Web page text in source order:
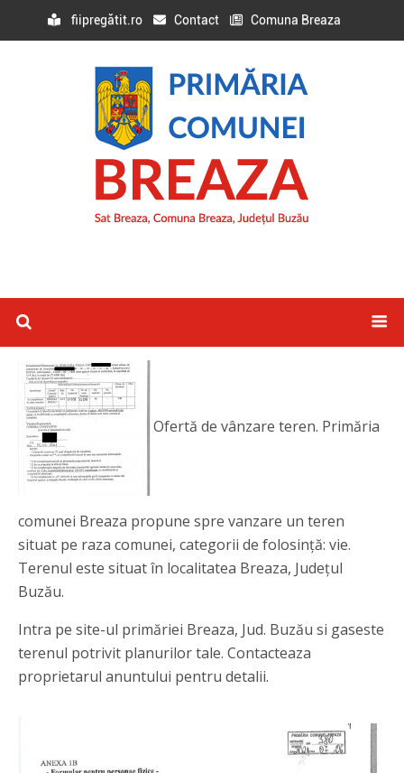
fiipregătit.ro Contact Comuna Breaza
Ofertă de vânzare teren. Primăria
comunei Breaza propune spre vanzare un teren
situat pe raza comunei, categorii de folosință: vie.
Terenul este situat în localitatea Breaza, Județul
Buzău.
Intra pe site-ul primăriei Breaza, Jud. Buzău si gaseste
terenul potrivit planurilor tale. Contacteaza
proprietarul anuntului pentru detalii.